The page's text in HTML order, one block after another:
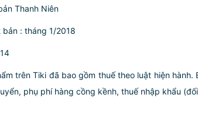
Thanh Niên
: tháng 1/2018
trên Tiki đã bao gồm thuế theo luật hiện
phụ phí hàng cồng kềnh, thuế nhập khẩu